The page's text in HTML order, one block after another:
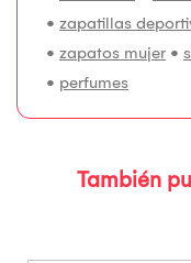
• zapatillas
• zapatos mujer •
• perfumes
También